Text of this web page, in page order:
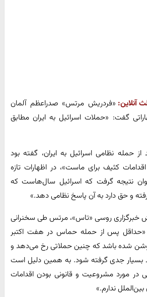
آنلاین: «فردریش مرتس» صدراعظم آلمان
گفت: «حملات اسرائیل به ایران مطابق
حمله نظامی اسرائیل به ایران، گفته بود
کثیف برای ماست»، در اظهارات تازه
نتیجه گرفت که اسرائیل سال‌هاست که
و حق دارد به آن پاسخ نظامی دهد.»
خبرگزاری روسی «تاس»، مرتس طی سخنرانی
«حداقل پس از حمله حماس در هفت اکتبر
روشن شده باشد که چنین حملاتی رخ می‌دهد و
بسیار جدی گرفته شود. به همین دلیل است
مورد مشروعیت و قانونی بودن اقدامات
ندارم.»